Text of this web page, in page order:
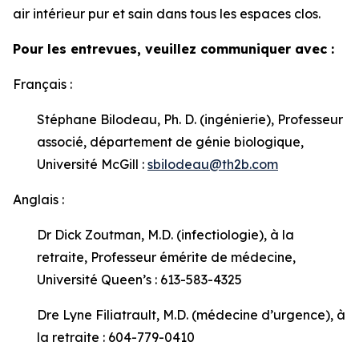
air intérieur pur et sain dans tous les espaces clos.
Pour les entrevues, veuillez communiquer avec :
Français :
Stéphane Bilodeau, Ph. D. (ingénierie), Professeur
associé, département de génie biologique,
Université McGill : sbilodeau@th2b.com
Anglais :
Dr Dick Zoutman, M.D. (infectiologie), à la
retraite, Professeur émérite de médecine,
Université Queen’s : 613-583-4325
Dre Lyne Filiatrault, M.D. (médecine d’urgence), à
la retraite : 604-779-0410